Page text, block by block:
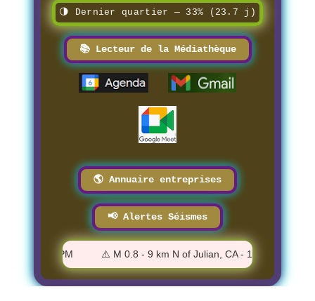
🌗 Dernier quartier — 33% (23.7 j)
📚 Lecteur de la Médiathèque
🌎 Annuaire entreprises
📢 Alertes Séismes
⚠️ M 0.8 - 9 km N of Julian, CA - 12:02:43 PM